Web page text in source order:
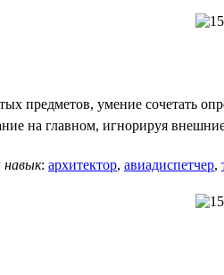
предметов, умение сочетать
на главном, игнорируя
навык: архитектор, авиадиспетчер,